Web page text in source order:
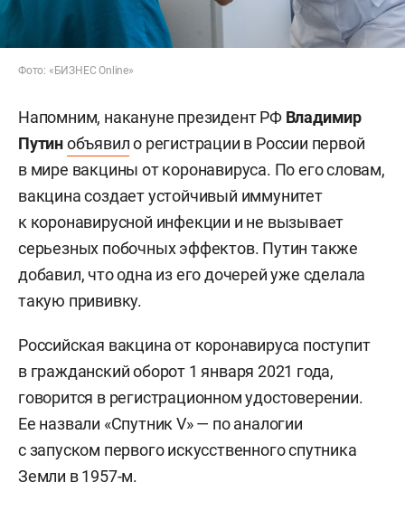
Фото: «БИЗНЕС Online»
Напомним, накануне президент РФ Владимир
Путинобъявило регистрации в России первой
в мире вакцины от коронавируса. По его словам,
вакцина создает устойчивый иммунитет
к коронавирусной инфекции и не вызывает
серьезных побочных эффектов. Путин также
добавил, что одна из его дочерей уже сделала
такую прививку.
Российская вакцина от коронавируса поступит
в гражданский оборот 1 января 2021 года,
говорится в регистрационном удостоверении.
Ее назвали «Спутник V» — по аналогии
с запуском первого искусственного спутника
Земли в 1957-м.